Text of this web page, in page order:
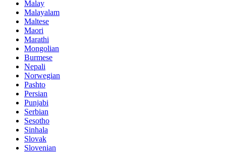
Malay
Malayalam
Maltese
Maori
Marathi
Mongolian
Burmese
Nepali
Norwegian
Pashto
Persian
Punjabi
Serbian
Sesotho
Sinhala
Slovak
Slovenian